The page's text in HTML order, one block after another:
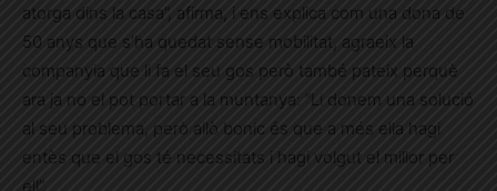
atorga dins la casa”, afirma, i ens explica com una dona de
50 anys que s’ha quedat sense mobilitat, agraeix la
companyia que li fa el seu gos però també pateix perquè
ara ja no el pot portar a la muntanya: “Li donem una solució
al seu problema, però allò bonic és que a més ella hagi
entès que el gos té necessitats i hagi volgut el millor per
ell”.